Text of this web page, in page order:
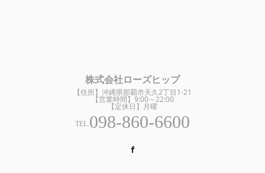
株式会社ローズヒップ
【住所】沖縄県那覇市天久2丁目1-21
【営業時間】9:00～22:00
【定休日】月曜
TEL.098-860-6600